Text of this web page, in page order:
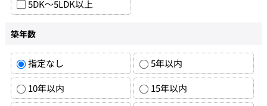
5DK～5LDK以上
築年数
指定なし
5年以内
10年以内
15年以内